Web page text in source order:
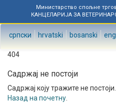
Министарство спољне
КАНЦЕЛАРИЈА ЗА
српски hrvatski bosanski
404
Садржај не постоји
Садржај коју тражите не постоји.
Назад на почетну